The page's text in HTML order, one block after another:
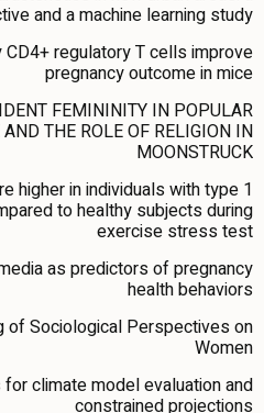
and a machine learning study
regulatory T cells improve
pregnancy outcome in mice
FEMININITY IN POPULAR
AND THE ROLE OF RELIGION IN
MOONSTRUCK
higher in individuals with type 1
to healthy subjects during
exercise stress test
as predictors of pregnancy
health behaviors
of Sociological Perspectives on
Women
climate model evaluation and
constrained projections